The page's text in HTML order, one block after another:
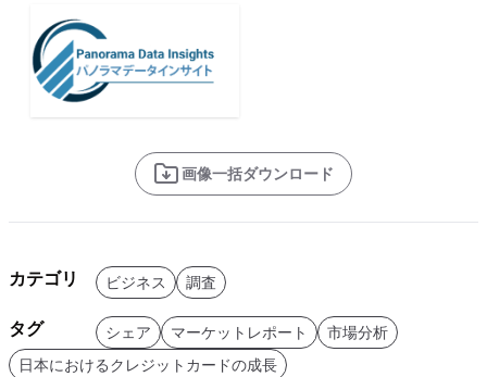
画像一括ダウンロード
カテゴリ ビジネス 調査
タグ シェア マーケットレポート
市場分析
日本におけるクレジットカードの成長